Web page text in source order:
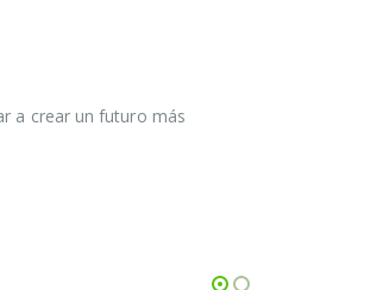
a crear un futuro más